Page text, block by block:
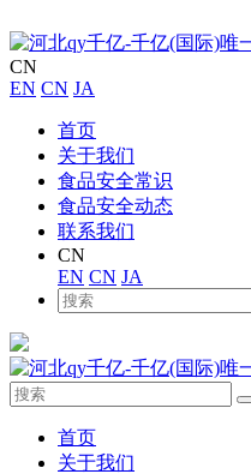
CN
EN CN JA
首页
关于我们
食品安全常识
食品安全动态
联系我们
CN
EN CN JA
首页
关于我们